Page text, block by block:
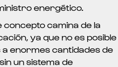
energético.
concepto camina de la
ya que no es posible
enormes cantidades de
un sistema de